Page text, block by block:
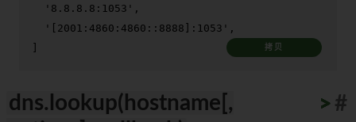
'8.8.8.8:1053' ,
'[2001:4860:4860::8888]:1053' ,
拷贝
dns.lookup(hostname[,
#
>
>
>
>
>
>
>
>
>
>